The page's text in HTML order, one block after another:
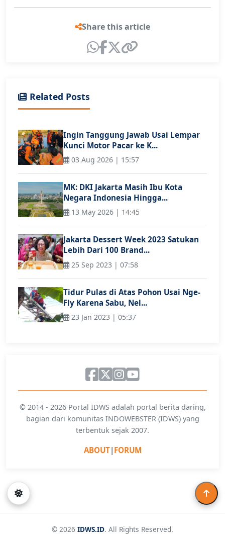
Share this article
Related Posts
Ingin Tanggung Jawab Usai Lempar
Kunci Motor Pacar ke K...
03 Aug 2026 | 15:57
MK: DKI Jakarta Masih Ibu Kota
Negara Indonesia Hingga...
13 May 2026 | 14:45
Jakarta Dessert Week 2023 Satukan
Lebih Dari 100 Brand...
25 Sep 2023 | 07:58
Tidur Pulas di Atas Pohon Usai Nge-
Fly Karena Sabu, Nel...
23 Jan 2023 | 05:37
© 2014 - 2026 Portal IDWS adalah portal berita daring,
bagian dari komunitas INDOWEBSTER (IDWS) yang
terbentuk sejak 2007.
ABOUT| FORUM
© 2026 IDWS.ID. All Rights Reserved.